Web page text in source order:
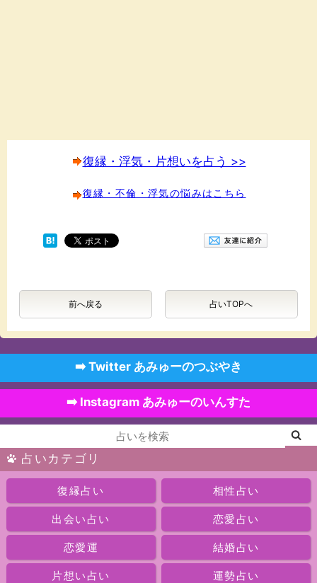
復縁・浮気・片想いを占う >>
復縁・不倫・浮気の悩みはこちら
前へ戻る 占いTOPへ
➡️ Twitter あみゅーのつぶやき
➡️ Instagram あみゅーのいんすた
占いカテゴリ
復縁占い 相性占い
出会い占い 恋愛占い
恋愛運 結婚占い
片想い占い 運勢占い